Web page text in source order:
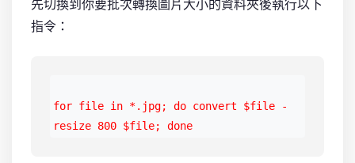
先切換到你要批次轉換圖片大小的資料夾後執行以下
指令：
for file in *.jpg; do convert $file -
resize 800 $file; done